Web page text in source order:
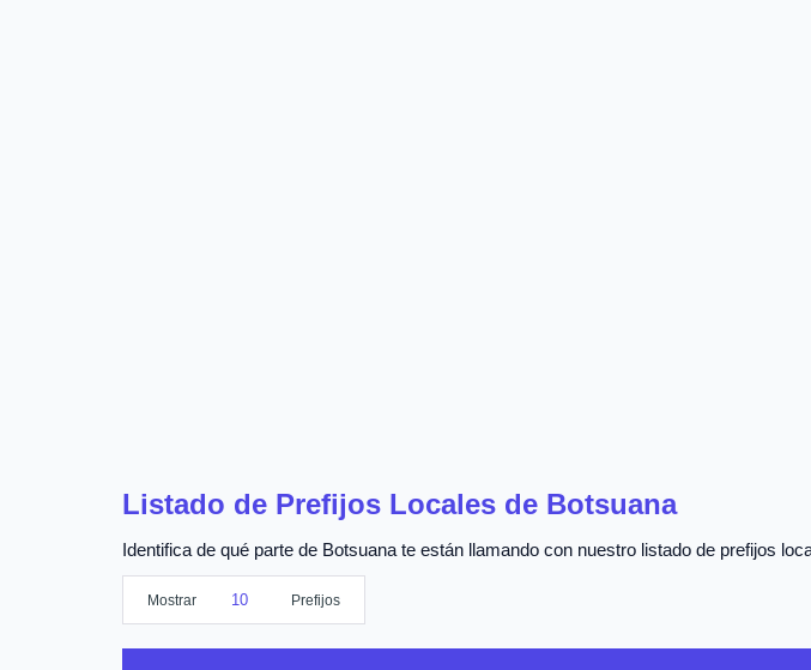
Listado de Prefijos Locales de Botsuana
Identifica de qué parte de Botsuana te están llamando con nuestro listado de prefijos
Mostrar Prefijos